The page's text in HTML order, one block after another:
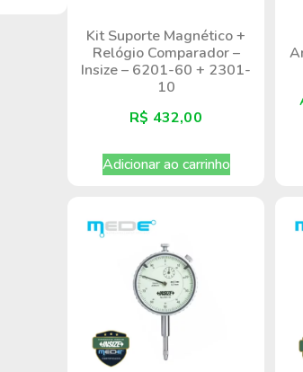
Kit Suporte Magnético +
Relógio Comparador –
Insize – 6201-60 + 2301-
10
R$ 432,00
Adicionar ao carrinho